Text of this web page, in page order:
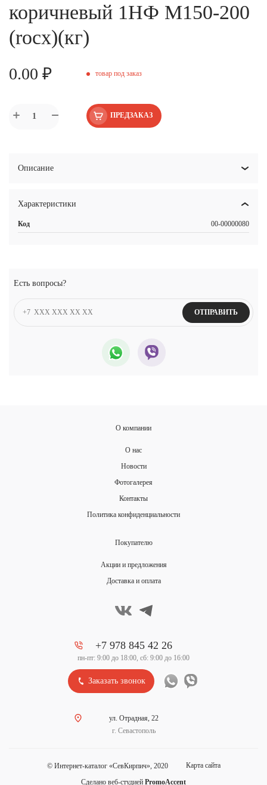
коричневый 1НФ М150-200
(rocx)(кг)
0.00 ₽ товар под заказ
ПРЕДЗАКАЗ
Описание
Характеристики
Код 00-00000080
Есть вопросы?
ОТПРАВИТЬ
О компании
О нас
Новости
Фотогалерея
Контакты
Политика конфиденциальности
Покупателю
Акции и предложения
Доставка и оплата
+7 978 845 42 26
пн-пт: 9:00 до 18:00, сб: 9:00 до 16:00
Заказать звонок
ул. Отрадная, 22
г. Севастополь
© Интернет-каталог «СевКирпич», 2020
Карта сайта
Сделано веб-студией PromoAccent